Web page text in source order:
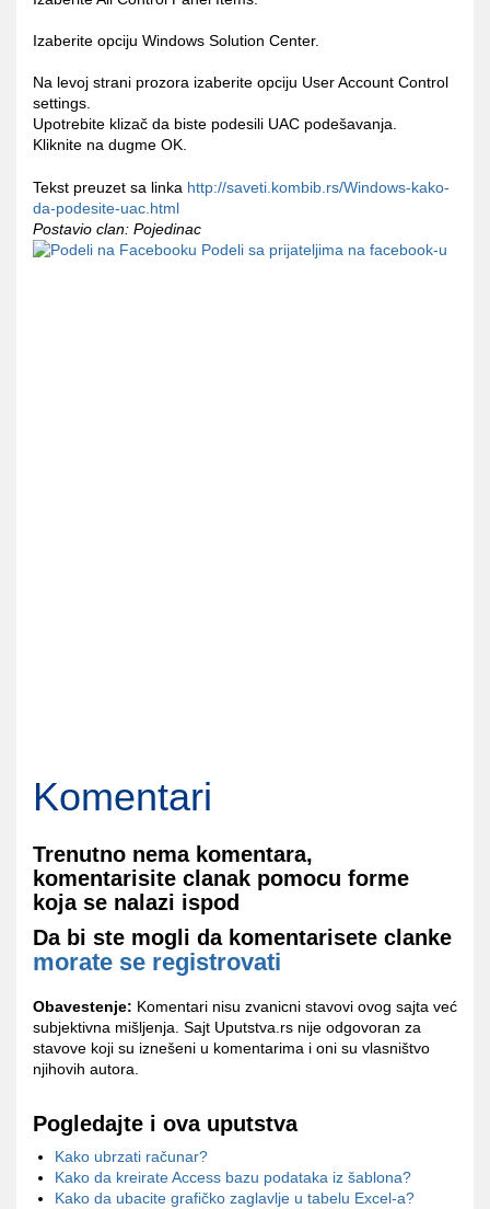
Izaberite opciju Windows Solution Center.
Na levoj strani prozora izaberite opciju User Account Control
settings.
Upotrebite klizač da biste podesili UAC podešavanja.
Kliknite na dugme OK.
Tekst preuzet sa linka http://saveti.kombib.rs/Windows-kako-
da-podesite-uac.html
Postavio clan: Pojedinac
Podeli sa prijateljima na facebook-u
Komentari
Trenutno nema komentara,
komentarisite clanak pomocu forme
koja se nalazi ispod
Da bi ste mogli da komentarisete clanke
morate se registrovati
Obavestenje: Komentari nisu zvanicni stavovi ovog sajta već
subjektivna mišljenja. Sajt Uputstva.rs nije odgovoran za
stavove koji su iznešeni u komentarima i oni su vlasništvo
njihovih autora.
Pogledajte i ova uputstva
Kako ubrzati računar?
Kako da kreirate Access bazu podataka iz šablona?
Kako da ubacite grafičko zaglavlje u tabelu Excel-a?